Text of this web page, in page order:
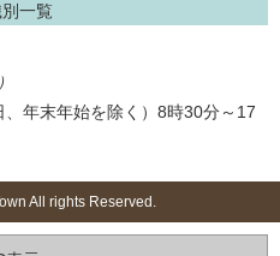
一覧
年末年始を除く）8時30分～17
All rights Reserved.